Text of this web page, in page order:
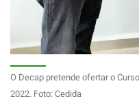
O Decap pretende ofertar o
2022. Foto: Cedida